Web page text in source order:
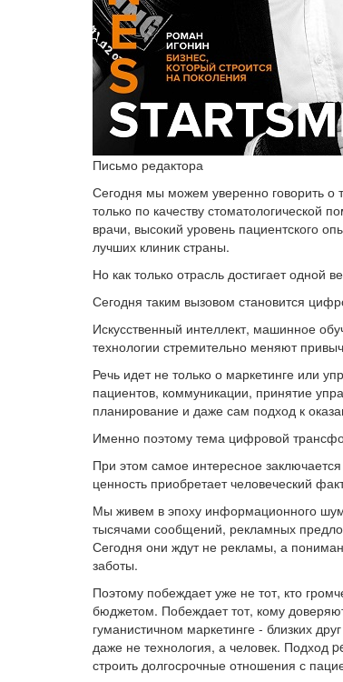
Письмо редактора
Сегодня мы можем уверенно говорить о
только по качеству
врачи, высокий уровень пациентского
лучших клиник страны.
Но как только отрасль достигает
Сегодня таким вызовом становится
Искусственный интеллект, машинное
технологии стремительно меняют
Речь идет не только о маркетинге или
пациентов, коммуникации, принятие
планирование и даже сам подход к
Именно поэтому тема цифровой
При этом самое интересное
ценность приобретает человеческий
Мы живем в эпоху информационного
тысячами сообщений, рекламных
Сегодня они ждут не рекламы, а
заботы.
Поэтому побеждает уже не тот, кто
бюджетом. Побеждает тот, кому
гуманистичном маркетинге - близких
даже не технология, а человек. Подход
строить долгосрочные отношения с